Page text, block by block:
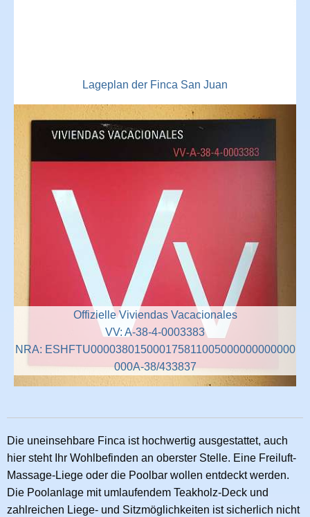
Lageplan der Finca San Juan
Offizielle Viviendas Vacacionales
VV: A-38-4-0003383
NRA: ESHFTU000038015000175811005000000000000
000A-38/433837
Die uneinsehbare Finca ist hochwertig ausgestattet, auch
hier steht Ihr Wohlbefinden an oberster Stelle. Eine Freiluft-
Massage-Liege oder die Poolbar wollen entdeckt werden.
Die Poolanlage mit umlaufendem Teakholz-Deck und
zahlreichen Liege- und Sitzmöglichkeiten ist sicherlich nicht